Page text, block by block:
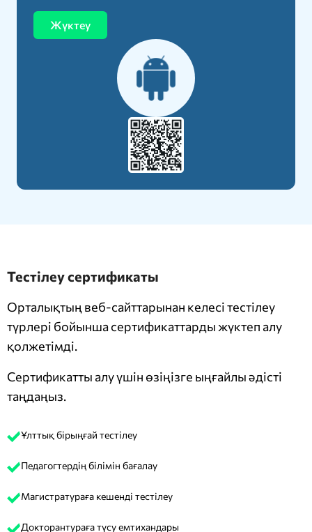
Жүктеу
Тестілеу сертификаты
Орталықтың веб-сайттарынан келесі тестілеу
түрлері бойынша сертификаттарды жүктеп алу
қолжетімді.
Сертификатты алу үшін өзіңізге ыңғайлы әдісті
таңдаңыз.
Ұлттық бірыңғай тестілеу
Педагогтердің білімін бағалау
Магистратураға кешенді тестілеу
Докторантураға түсу емтихандары